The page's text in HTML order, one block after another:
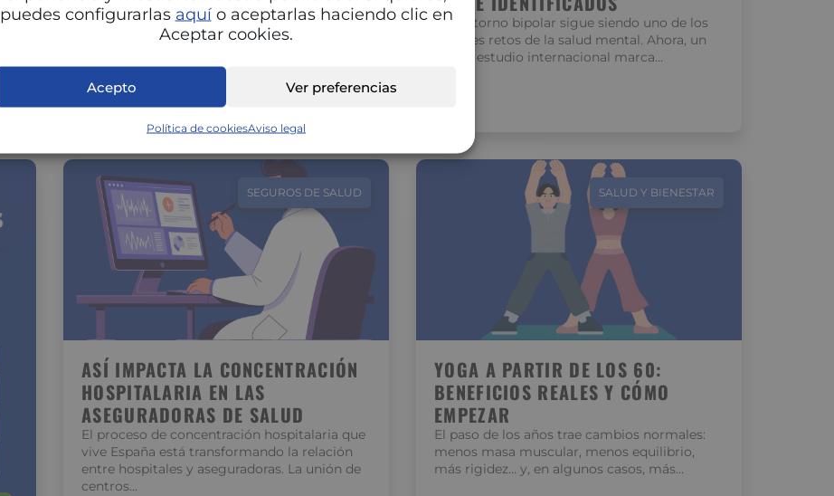
puedes configurarlas aquío aceptarlas haciendo clic en
Aceptar cookies.
Acepto Ver preferencias
Política de cookiesAviso legal
menstrual puede marcar una gran diferencia
en tu energía, estado de ánimo…
El trastorno bipolar sigue siendo uno de los
grandes retos de la salud mental. Ahora, un
nuevo estudio internacional marca…
SEGUROS DE SALUD
ASÍ IMPACTA LA CONCENTRACIÓN
HOSPITALARIA EN LAS
ASEGURADORAS DE SALUD
El proceso de concentración hospitalaria que
vive España está transformando la relación
entre hospitales y aseguradoras. La unión de
centros…
SALUD Y BIENESTAR
YOGA A PARTIR DE LOS 60:
BENEFICIOS REALES Y CÓMO
EMPEZAR
El paso de los años trae cambios normales:
menos masa muscular, menos equilibrio,
más rigidez… y, en algunos casos, más…